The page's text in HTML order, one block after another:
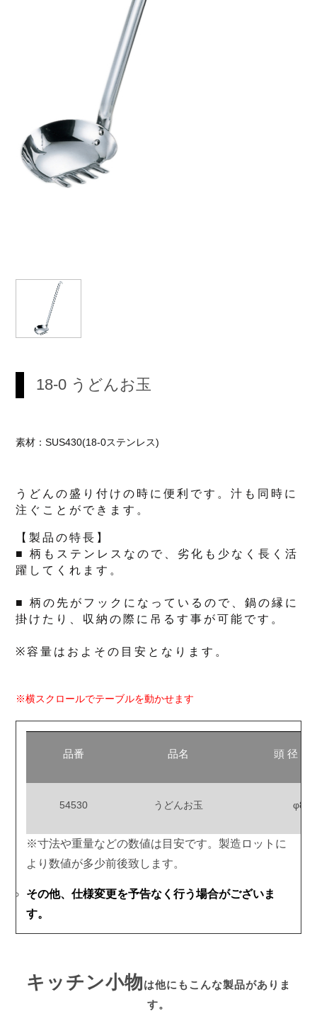
18-0 うどんお玉
素材：SUS430(18-0ステンレス)
うどんの盛り付けの時に便利です。汁も同時に
注ぐことができます。
【製品の特長】
■ 柄もステンレスなので、劣化も少なく長く活
躍してくれます。
■ 柄の先がフックになっているので、鍋の縁に
掛けたり、収納の際に吊るす事が可能です。
※容量はおよその目安となります。
※横スクロールでテーブルを動かせます
品番 品名 頭 径（
54530 うどんお玉 φ84
※寸法や重量などの数値は目安です。製造ロットに
より数値が多少前後致します。
その他、仕様変更を予告なく行う場合がございま
す。
キッチン小物は他にもこんな製品がありま
す。